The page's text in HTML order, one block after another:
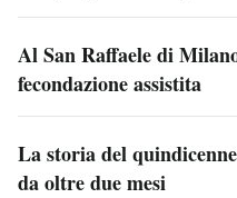
Al San Raffaele di
fecondazione assistita
La storia del
da oltre due mesi